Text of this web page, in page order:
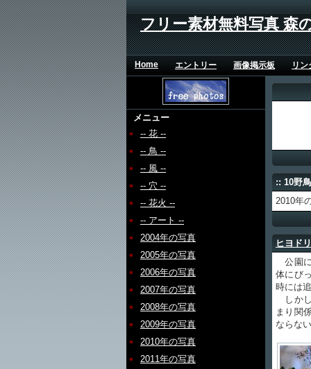
フリー素材無料写真 森
Home エントリー 画像掲示板 リン
メニュー
-- 花 --
-- 鳥 --
-- 風 --
-- 穴 --
-- 花火 --
-- アート --
2004年の写真
2005年の写真
2006年の写真
2007年の写真
2008年の写真
2009年の写真
2010年の写真
2011年の写真
:: 10野鳥
2010年
ヒヨド
公園に
体にび
時には
しかし
まり関
ならな